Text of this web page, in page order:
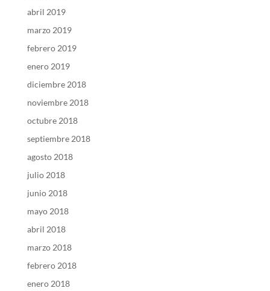
abril 2019
marzo 2019
febrero 2019
enero 2019
diciembre 2018
noviembre 2018
octubre 2018
septiembre 2018
agosto 2018
julio 2018
junio 2018
mayo 2018
abril 2018
marzo 2018
febrero 2018
enero 2018